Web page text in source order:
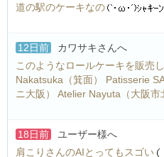
道の駅のケーキなの
12日前 カワサキさんへ
このようなロールケーキを販売
Nakatsuka（箕面） Patisserie
ニ大阪） Atelier Nayuta（大阪市
18日前 ユーザー様へ
肩こりさんのAIとってもスゴい